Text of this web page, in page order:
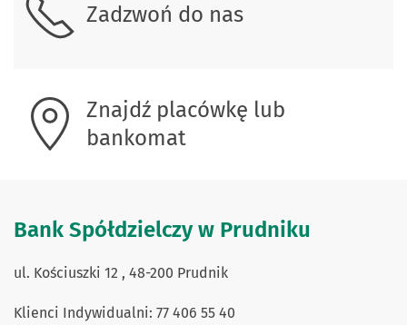
Zadzwoń do nas
Znajdź placówkę lub
bankomat
Bank Spółdzielczy w Prudniku
ul. Kościuszki 12 , 48-200 Prudnik
Klienci Indywidualni: 77 406 55 40